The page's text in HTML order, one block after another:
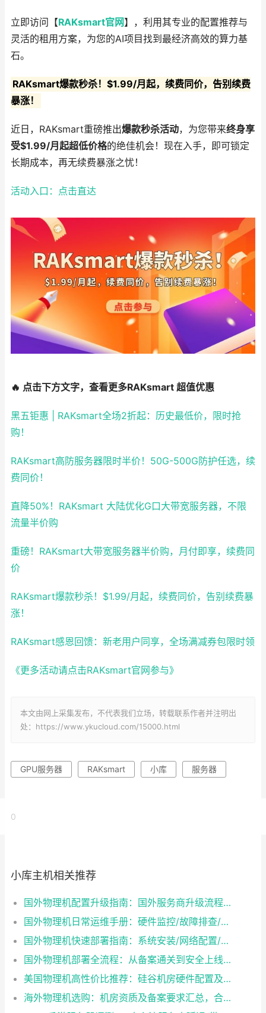
立即访问【RAKsmart官网】，利用其专业的配置推荐与
灵活的租用方案，为您的AI项目找到最经济高效的算力基
石。
RAKsmart爆款秒杀！$1.99/月起，续费同价，告别续费
暴涨！
近日，RAKsmart重磅推出爆款秒杀活动，为您带来终身享
受$1.99/月起超低价格的绝佳机会！现在入手，即可锁定
长期成本，再无续费暴涨之忧！
活动入口：点击直达
🔥 点击下方文字，查看更多RAKsmart 超值优惠
黑五钜惠 | RAKsmart全场2折起：历史最低价，限时抢
购！
RAKsmart高防服务器限时半价！50G-500G防护任选，续
费同价！
直降50%！RAKsmart 大陆优化G口大带宽服务器，不限
流量半价购
重磅！RAKsmart大带宽服务器半价购，月付即享，续费同
价
RAKsmart爆款秒杀！$1.99/月起，续费同价，告别续费暴
涨！
RAKsmart感恩回馈：新老用户同享，全场满减券包限时领
《更多活动请点击RAKsmart官网参与》
本文由网上采集发布，不代表我们立场，转载联系作者并注明出
处：https://www.ykucloud.com/15000.html
GPU服务器 RAKsmart 小库 服务器
0
小库主机相关推荐
国外物理机配置升级指南：国外服务商升级流程/成本/业务中断风险对比
国外物理机日常运维手册：硬件监控/故障排查/性能优化技巧
国外物理机快速部署指南：系统安装/网络配置/安全防护一步到位
国外物理机部署全流程：从备案通关到安全上线终极指南
美国物理机高性价比推荐：硅谷机房硬件配置及带宽方案怎么选？
海外物理机选购：机房资质及备案要求汇总，合规与性能如何兼得？